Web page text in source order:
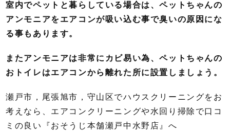
室内でペットと暮らしている場合は、ペットちゃんの
アンモニアをエアコンが吸い込む事で臭いの原因にな
る事もあります。
またアンモニアは非常にカビ易い為、ペットちゃんの
おトイレはエアコンから離れた所に設置しましょう。
瀬戸市，尾張旭市，守山区でハウスクリーニングをお
考えなら、エアコンクリーニングや水回り掃除で口コ
ミの良い『おそうじ本舗瀬戸中水野店』へ